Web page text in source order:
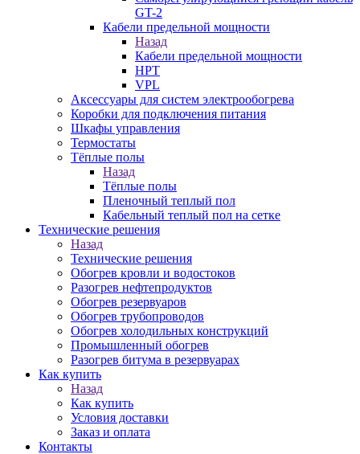
GT-2
Кабели предельной мощности
Назад
Кабели предельной мощности
HPT
VPL
Аксессуары для систем электрообогрева
Коробки для подключения питания
Шкафы управления
Термостаты
Тёплые полы
Назад
Тёплые полы
Пленочный теплый пол
Кабельный теплый пол на сетке
Технические решения
Назад
Технические решения
Обогрев кровли и водостоков
Разогрев нефтепродуктов
Обогрев резервуаров
Обогрев трубопроводов
Обогрев холодильных конструкций
Промышленный обогрев
Разогрев битума в резервуарах
Как купить
Назад
Как купить
Условия доставки
Заказ и оплата
Контакты